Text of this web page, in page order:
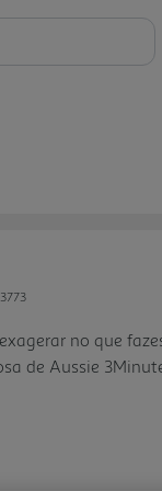
no que
de Aussie
cabelo seco e